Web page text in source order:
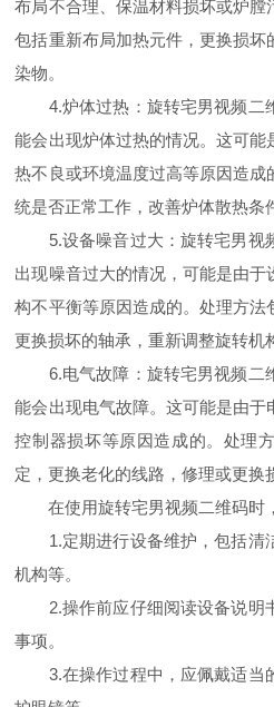
布局不合理、保温材料损坏或炉
包括重新布局加热元件，更换损
染物。
4.炉体过热：旋转宅男视频二
能会出现炉体过热的情况。这可
热不良或环境温度过高等原因造
统是否正常工作，改善炉体散热条
5.设备噪音过大：旋转宅男视
出现噪音过大的情况，可能是由
构不平衡等原因造成的。处理方法
更换损坏的轴承，重新调整旋转机
6.电气故障：旋转宅男视频二
能会出现电气故障。这可能是由
控制器损坏等原因造成的。处理
定，更换老化的线路，修理或更换
在使用旋转宅男视频二维码时
1.定期进行设备维护，包括清
机构等。
2.操作前应仔细阅读设备说明
事项。
3.在操作过程中，应佩戴适当